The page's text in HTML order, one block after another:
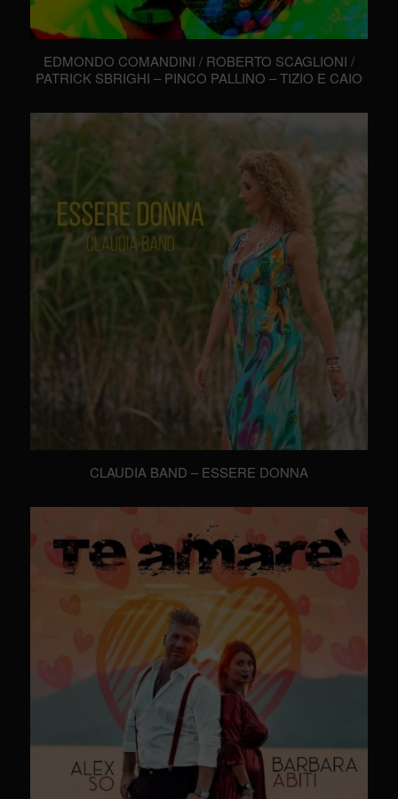
EDMONDO COMANDINI / ROBERTO SCAGLIONI /
PATRICK SBRIGHI – PINCO PALLINO – TIZIO E CAIO
CLAUDIA BAND – ESSERE DONNA